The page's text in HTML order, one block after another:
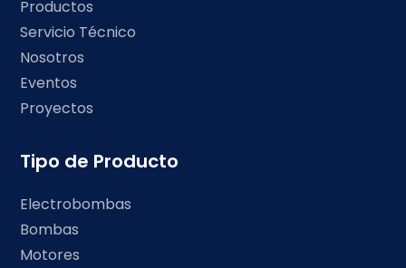
Productos
Servicio Técnico
Nosotros
Eventos
Proyectos
Tipo de Producto
Electrobombas
Bombas
Motores